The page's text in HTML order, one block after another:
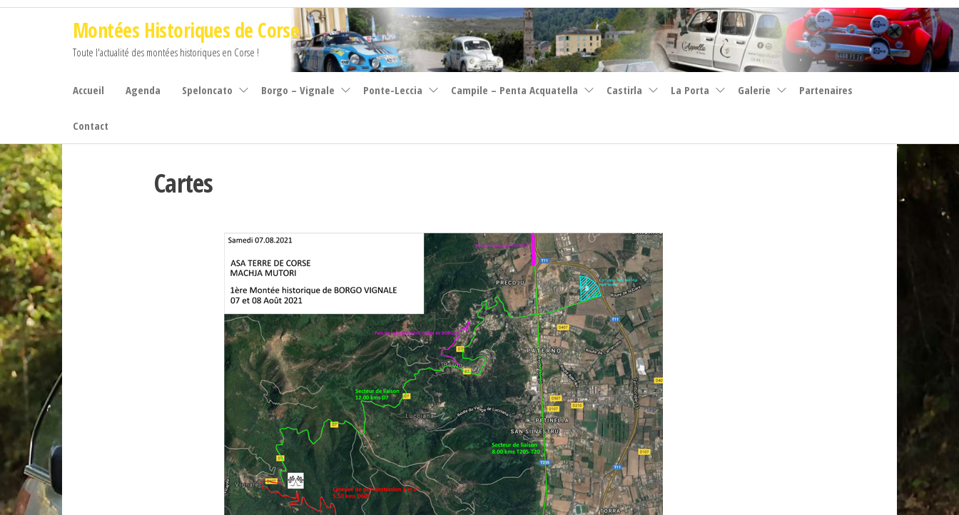
Aller
Montées Historiques de Corse
Toute l'actualité des montées historiques en Corse !
Accueil Agenda Speloncato Borgo – Vignale Ponte-Leccia Campile – Penta Acquatella Castirla La Porta Galerie Partenaires
Contact
Cartes